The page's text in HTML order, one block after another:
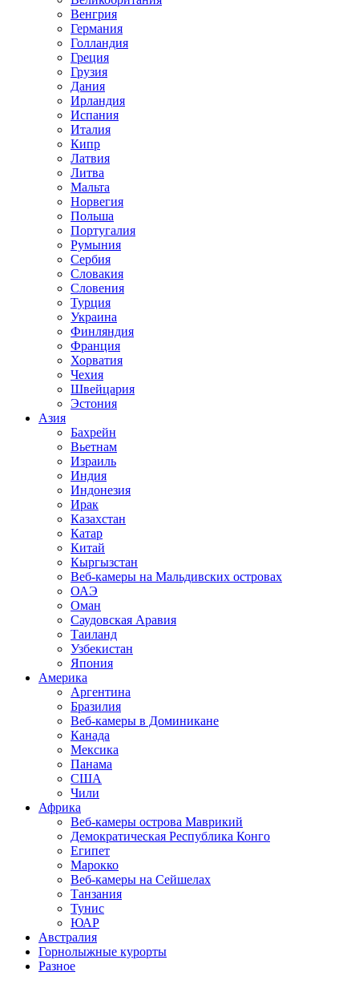
Венгрия
Германия
Голландия
Греция
Грузия
Дания
Ирландия
Испания
Италия
Кипр
Латвия
Литва
Мальта
Норвегия
Польша
Португалия
Румыния
Сербия
Словакия
Словения
Турция
Украина
Финляндия
Франция
Хорватия
Чехия
Швейцария
Эстония
Азия
Бахрейн
Вьетнам
Израиль
Индия
Индонезия
Ирак
Казахстан
Катар
Китай
Кыргызстан
Веб-камеры на Мальдивских островах
ОАЭ
Оман
Саудовская Аравия
Таиланд
Узбекистан
Япония
Америка
Аргентина
Бразилия
Веб-камеры в Доминикане
Канада
Мексика
Панама
США
Чили
Африка
Веб-камеры острова Маврикий
Демократическая Республика Конго
Египет
Марокко
Веб-камеры на Сейшелах
Танзания
Тунис
ЮАР
Австралия
Горнолыжные курорты
Разное